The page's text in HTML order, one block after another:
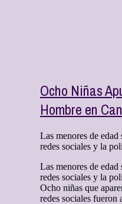
Ocho Niñas
Hombre en
Las menores de edad
redes sociales y la
Las menores de edad
redes sociales y la
Ocho niñas que
redes sociales fueron